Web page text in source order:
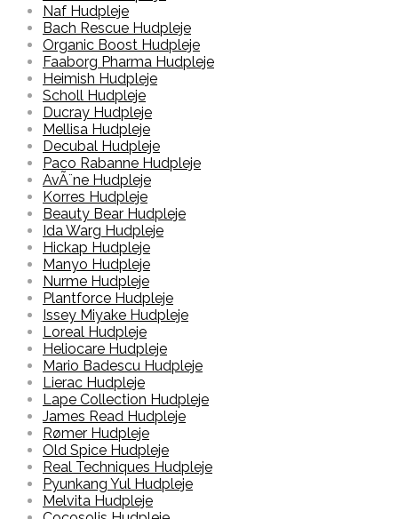
Naf Hudpleje
Bach Rescue Hudpleje
Organic Boost Hudpleje
Faaborg Pharma Hudpleje
Heimish Hudpleje
Scholl Hudpleje
Ducray Hudpleje
Mellisa Hudpleje
Decubal Hudpleje
Paco Rabanne Hudpleje
AvÃ¨ne Hudpleje
Korres Hudpleje
Beauty Bear Hudpleje
Ida Warg Hudpleje
Hickap Hudpleje
Manyo Hudpleje
Nurme Hudpleje
Plantforce Hudpleje
Issey Miyake Hudpleje
Loreal Hudpleje
Heliocare Hudpleje
Mario Badescu Hudpleje
Lierac Hudpleje
Lape Collection Hudpleje
James Read Hudpleje
Rømer Hudpleje
Old Spice Hudpleje
Real Techniques Hudpleje
Pyunkang Yul Hudpleje
Melvita Hudpleje